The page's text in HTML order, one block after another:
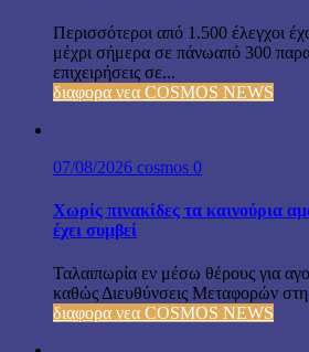
Περισσότεροι από 1.500 έλεγχοι
μέχρι σήμερα σε πάνωαπό 300
επιχειρήσεις σε...
διαφορα νεα COSMOS NEWS
07/08/2026 cosmos 0
Χωρίς πινακίδες τα καινούρια
έχει συμβεί
Ταλαιπωρία εν μέσω θέρους για
καθώς Διευθύνσεις Μεταφορών
διαφορα νεα COSMOS NEWS